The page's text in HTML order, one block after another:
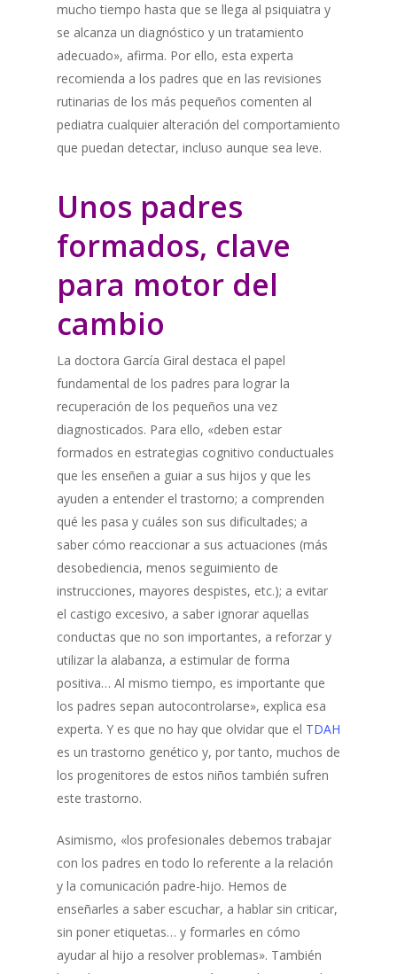
mucho tiempo hasta que se llega al psiquiatra y
se alcanza un diagnóstico y un tratamiento
adecuado», afirma. Por ello, esta experta
recomienda a los padres que en las revisiones
rutinarias de los más pequeños comenten al
pediatra cualquier alteración del comportamiento
que puedan detectar, incluso aunque sea leve.
Unos padres
formados, clave
para motor del
cambio
La doctora García Giral destaca el papel
fundamental de los padres para lograr la
recuperación de los pequeños una vez
diagnosticados. Para ello, «deben estar
formados en estrategias cognitivo conductuales
que les enseñen a guiar a sus hijos y que les
ayuden a entender el trastorno; a comprenden
qué les pasa y cuáles son sus dificultades; a
saber cómo reaccionar a sus actuaciones (más
desobediencia, menos seguimiento de
instrucciones, mayores despistes, etc.); a evitar
el castigo excesivo, a saber ignorar aquellas
conductas que no son importantes, a reforzar y
utilizar la alabanza, a estimular de forma
positiva… Al mismo tiempo, es importante que
los padres sepan autocontrolarse», explica esa
experta. Y es que no hay que olvidar que el TDAH
es un trastorno genético y, por tanto, muchos de
los progenitores de estos niños también sufren
este trastorno.
Asimismo, «los profesionales debemos trabajar
con los padres en todo lo referente a la relación
y la comunicación padre-hijo. Hemos de
enseñarles a saber escuchar, a hablar sin criticar,
sin poner etiquetas… y formarles en cómo
ayudar al hijo a resolver problemas». También